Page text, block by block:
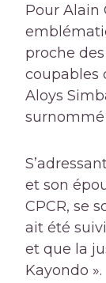
Pour Alain
proche
coupables
Aloys
surnommé
et son
CPCR, se
ait été
et que la
Kayondo ».